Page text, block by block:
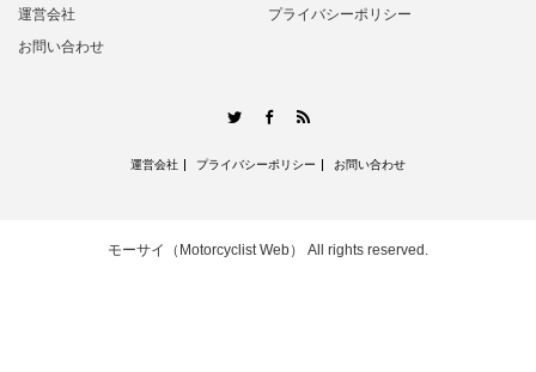
運営会社
プライバシーポリシー
お問い合わせ
TwitterFacebook
運営会社 プライバシーポリシー お問い合わせ
モーサイ（Motorcyclist Web） All rights reserved.